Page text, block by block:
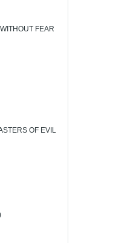
FEAR
OF EVIL